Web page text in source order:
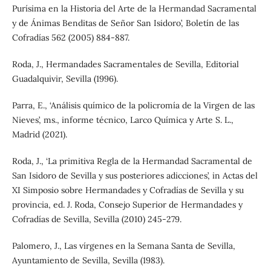
Purísima en la Historia del Arte de la Hermandad Sacramental
y de Ánimas Benditas de Señor San Isidoro’, Boletín de las
Cofradías 562 (2005) 884-887.
Roda, J., Hermandades Sacramentales de Sevilla, Editorial
Guadalquivir, Sevilla (1996).
Parra, E., ‘Análisis químico de la policromía de la Virgen de las
Nieves’, ms., informe técnico, Larco Química y Arte S. L.,
Madrid (2021).
Roda, J., ‘La primitiva Regla de la Hermandad Sacramental de
San Isidoro de Sevilla y sus posteriores adicciones’, in Actas del
XI Simposio sobre Hermandades y Cofradías de Sevilla y su
provincia, ed. J. Roda, Consejo Superior de Hermandades y
Cofradías de Sevilla, Sevilla (2010) 245-279.
Palomero, J., Las vírgenes en la Semana Santa de Sevilla,
Ayuntamiento de Sevilla, Sevilla (1983).